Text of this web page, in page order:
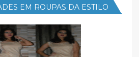
EM ROUPAS DA ESTILO